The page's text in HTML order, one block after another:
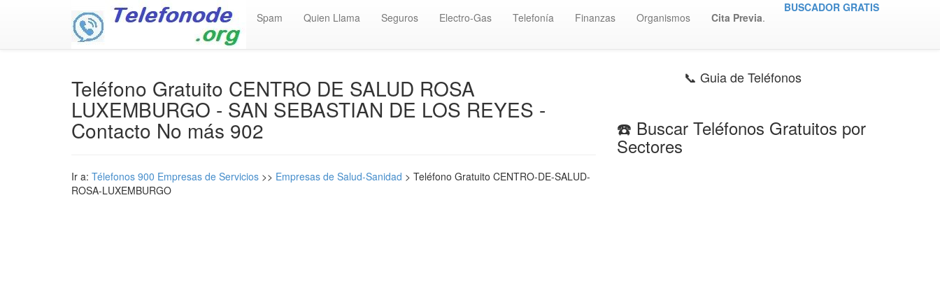
Spam Quien Llama Seguros Electro-Gas Telefonía Finanzas Organismos Cita Previa.
BUSCADOR GRATIS
Teléfono Gratuito CENTRO DE SALUD ROSA
LUXEMBURGO - SAN SEBASTIAN DE LOS REYES -
Contacto No más 902
Ir a: Télefonos 900 Empresas de Servicios >> Empresas de Salud-Sanidad > Teléfono Gratuito CENTRO-DE-SALUD-
ROSA-LUXEMBURGO
📞 Guia de Teléfonos
☎️ Buscar Teléfonos Gratuitos por
Sectores